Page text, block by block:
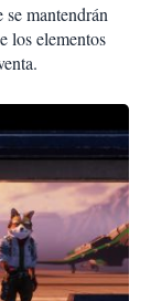
mantendrán
los elementos